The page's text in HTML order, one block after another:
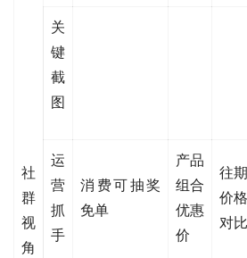
社
群
视
角
关
键
截
图
运
营
抓
手
消费可抽奖
免单
产品
组合
优惠
价
往期
价格
对比